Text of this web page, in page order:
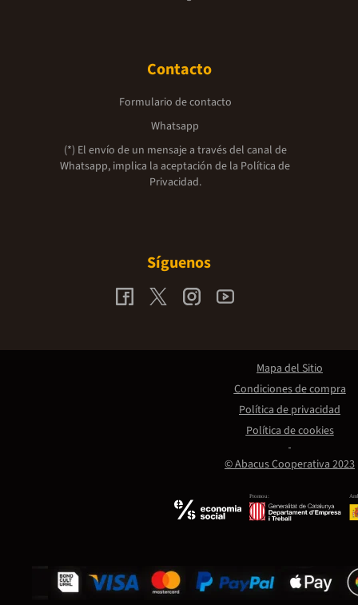
Contacto
Formulario de contacto
Whatsapp
(*) El envío de un mensaje a través del canal de
Whatsapp, implica la aceptación de la Política de
Privacidad.
Síguenos
Promou:
© Abacus Cooperativa 2023
Mapa del Sitio
Condiciones de compra
Política de privacidad
Política de cookies